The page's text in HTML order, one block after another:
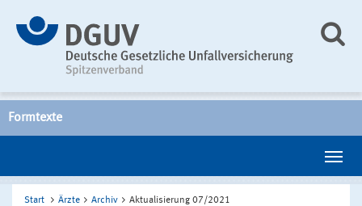
Formtexte
Start Ärzte Archiv Aktualisierung 07/2021